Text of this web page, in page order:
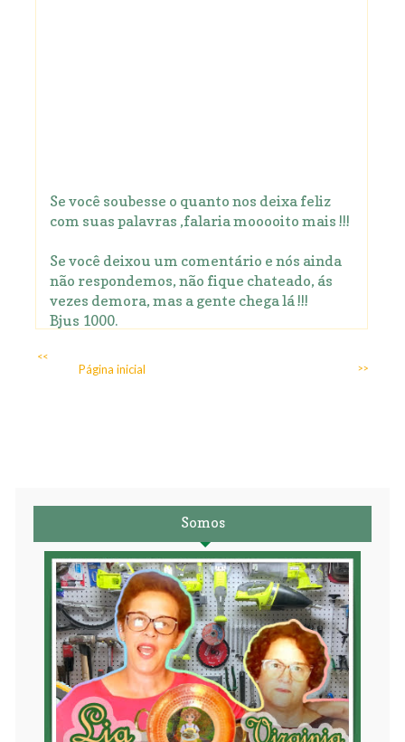
Se você soubesse o quanto nos deixa feliz
com suas palavras ,falaria mooooito mais !!!
Se você deixou um comentário e nós ainda
não respondemos, não fique chateado, ás
vezes demora, mas a gente chega lá !!!
Bjus 1000.
<<
>>
Página inicial
Somos